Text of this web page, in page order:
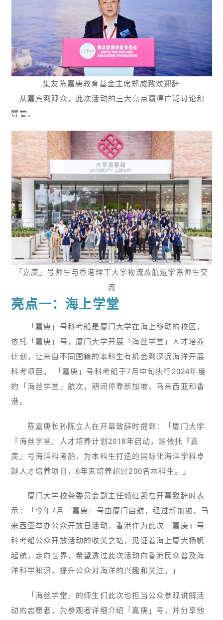
集友陈嘉庚教育基金主席郑威致欢迎辞
从嘉宾到观众，此次活动的三大亮点赢得广泛讨论和
赞誉。
「嘉庚」号师生与香港理工大学物流及航运学系师生交
流
亮点一：海上学堂
「嘉庚」号科考船是厦门大学在海上移动的校区，
依托「嘉庚」号，厦门大学开展「海丝学堂」人才培养
计划，让来自不同国籍的本科生有机会到深远海洋开展
科考项目。 「嘉庚」号科考船于7月中旬执行2024年度
的「海丝学堂」航次，期间停靠新加坡、马来西亚和香
港。
陈嘉庚长孙陈立人在开幕致辞时提到：「厦门大学
『海丝学堂』人才培养计划2018年启动，是依托『嘉
庚』号海洋科考船，为本科生打造的国际化海洋学科卓
越人才培养项目，6年来培养超过200名本科生。」
厦门大学校务委员会副主任赖虹凯在开幕致辞时表
示：「今年7月『嘉庚』号由厦门启航，经过新加坡、马
来西亚举办公众开放日活动，香港作为此次『嘉庚』号
科考船公众开放活动的收关之站，见证着海上厦大扬帆
起航，走向世界，希望透过此次活动向香港民众普及海
洋科学知识，提升公众对海洋的兴趣和关注。」
「海丝学堂」的师生们此次也担当公众参观讲解活
动的志愿者，为参观者详细介绍「嘉庚」号，并分享他